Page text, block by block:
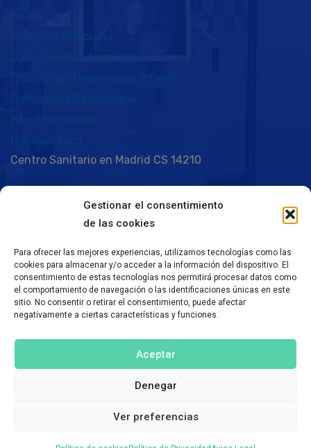
Gestionar el consentimiento
de las cookies
Para ofrecer las mejores experiencias, utilizamos tecnologías como las
cookies para almacenar y/o acceder a la información del dispositivo. El
consentimiento de estas tecnologías nos permitirá procesar datos como
el comportamiento de navegación o las identificaciones únicas en este
sitio. No consentir o retirar el consentimiento, puede afectar
negativamente a ciertas características y funciones.
Aceptar
Denegar
Ver preferencias
Atención Temprana
Daño Cerebral Adquirido
Fisioterapia Neurológica Infantil
Psicomotricidad
Centro Sanitario en Madrid CS 14210
Política de Cookies
©2024 Clínica Sarua. Todos los derechos
reservados. Sitio realizado por